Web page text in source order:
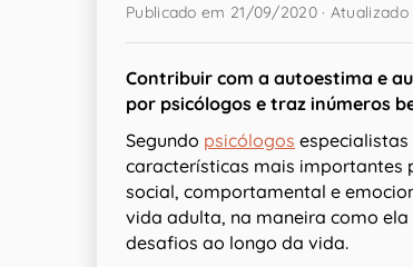
Publicado em 21/09/2020 ·
Contribuir com a autoestima e
por psicólogos e traz inúmeros
Segundo psicólogos
características mais importantes
social, comportamental e
vida adulta, na maneira como
desafios ao longo da vida.